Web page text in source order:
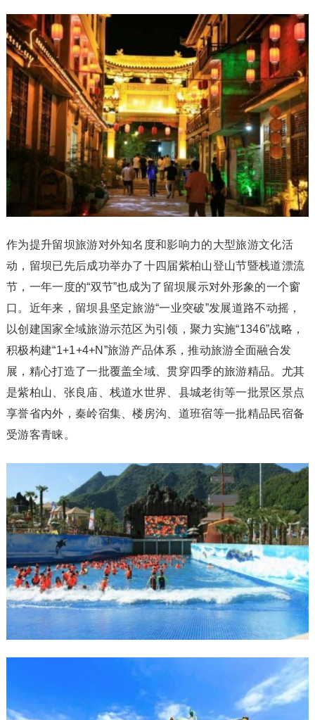
作为提升留坝旅游对外知名度和影响力的大型旅游文化活
动，留坝已先后成功举办了十四届紫柏山登山节暨栈道漂流
节，一年一度的“双节”也成为了留坝展示对外形象的一个窗
口。近年来，留坝县坚定旅游“一业突破”发展道路不动摇，
以创建国家全域旅游示范区为引领，聚力实施“1346”战略，
积极构建“1+1+4+N”旅游产品体系，推动旅游全面融合发
展，精心打造了一批覆盖全域、贯穿四季的旅游精品。尤其
是紫柏山、张良庙、栈道水世界、县城老街等一批景区景点
享誉省内外，秦岭宿集、楼房沟、道班宿等一批精品民宿备
受游客青睐。